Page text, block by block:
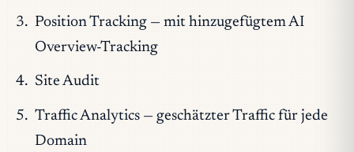
Position Tracking — mit hinzugefügtem AI
Overview-Tracking
Site Audit
Traffic Analytics — geschätzter Traffic für jede
Domain